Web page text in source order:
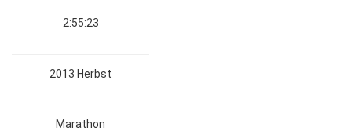
2:55:23
2013 Herbst
Marathon